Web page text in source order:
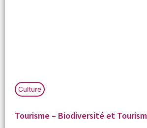
Culture
Tourisme – Biodiversité et